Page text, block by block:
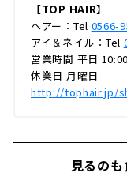
【TOP HAIR】
ヘアー：Tel 0566-
アイ＆ネイル：Tel
営業時間 平日
休業日 月曜日
http://tophair.jp/
見るの